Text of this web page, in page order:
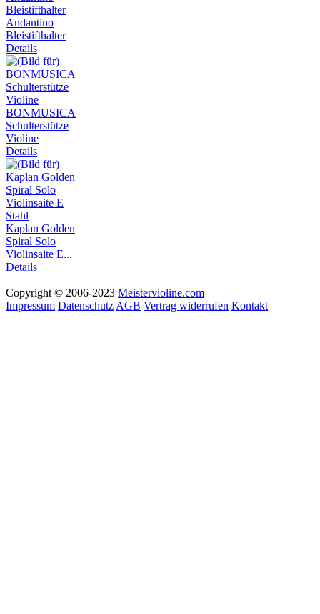
Andantino
Bleistifthalter
Details
BONMUSICA
Schulterstütze
Violine
Details
Kaplan Golden
Spiral Solo
Violinsaite E...
Details
Copyright © 2006-2023 Meistervioline.com
Impressum Datenschutz AGB Vertrag widerrufen Kontakt